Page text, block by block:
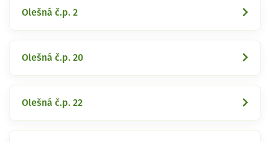
Olešná č.p. 2
Olešná č.p. 20
Olešná č.p. 22